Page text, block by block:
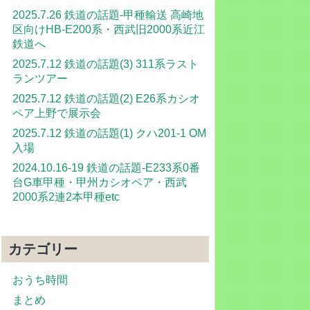
2025.7.26 鉄道の話題-甲種輸送 高崎地
区向けHB-E200系・西武旧2000系近江
鉄道へ
2025.7.12 鉄道の話題(3) 311系ラスト
ランツアー
2025.7.12 鉄道の話題(2) E26系カシオ
ペア上野で展示会
2025.7.12 鉄道の話題(1) クハ201-1 OM
入場
2024.10.16-19 鉄道の話題-E233系0番
台G車甲種・甲州カシオペア・西武
2000系2連2本甲種etc
カテゴリー
おうち時間
まとめ